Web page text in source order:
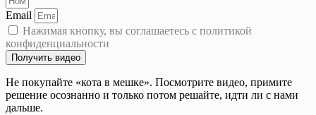
Email
Нажимая кнопку, вы соглашаетесь с политикой
конфиденциальности
Получить видео
Не покупайте «кота в мешке». Посмотрите видео, примите
решение осознанно и только потом решайте, идти ли с нами
дальше.